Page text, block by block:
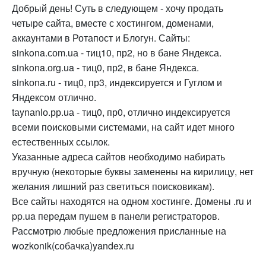
Добрый день! Суть в следующем - хочу продать
четыре сайта, вместе с хостингом, доменами,
аккаунтами в Ротапост и Блогун. Сайты:
sinkona.соm.uа - тиц10, пр2, но в бане Яндекса.
sinkona.оrg.ua - тиц0, пр2, в бане Яндекса.
sinkоnа.ru - тиц0, пр3, индексируется и Гуглом и
Яндексом отлично.
tаynаnlо.рр.uа - тиц0, пр0, отлично индексируется
всеми поисковыми системами, на сайт идет много
естественных ссылок.
Указанные адреса сайтов необходимо набирать
вручную (некоторые буквы заменены на кирилицу, нет
желания лишний раз светиться поисковикам).
Все сайты находятся на одном хостинге. Домены .ru и
pp.ua передам пушем в панели регистраторов.
Рассмотрю любые предложения присланные на
wozkonik(собачка)yandex.ru